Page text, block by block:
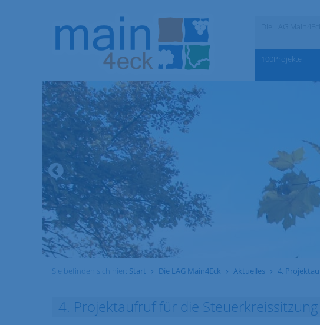
100Projekte
Sie befinden sich hier: Start Die LAG Main4Eck Aktuelles 4.
4. Projektaufruf für die